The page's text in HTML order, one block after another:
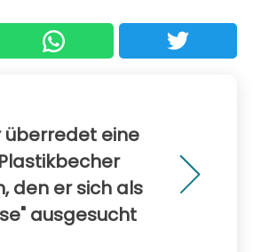
überredet eine
den er sich als
ausgesucht